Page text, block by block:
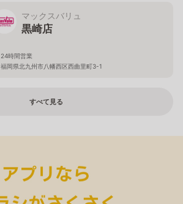
マックスバリュ
黒崎店
24時間営業
福岡県北九州市八幡西区西曲里町3-1
すべて見る